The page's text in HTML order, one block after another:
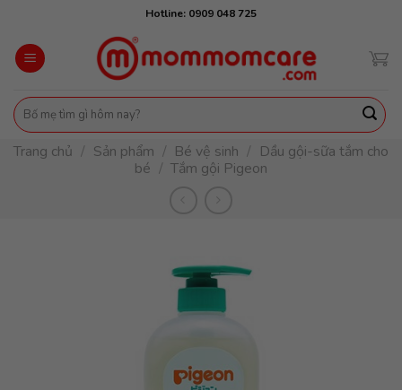
content
Hotline: 0909 048 725
Tìm
kiếm:
Trang chủ / Sản phẩm / Bé vệ sinh / Dầu gội-sữa tắm cho
bé / Tắm gội Pigeon